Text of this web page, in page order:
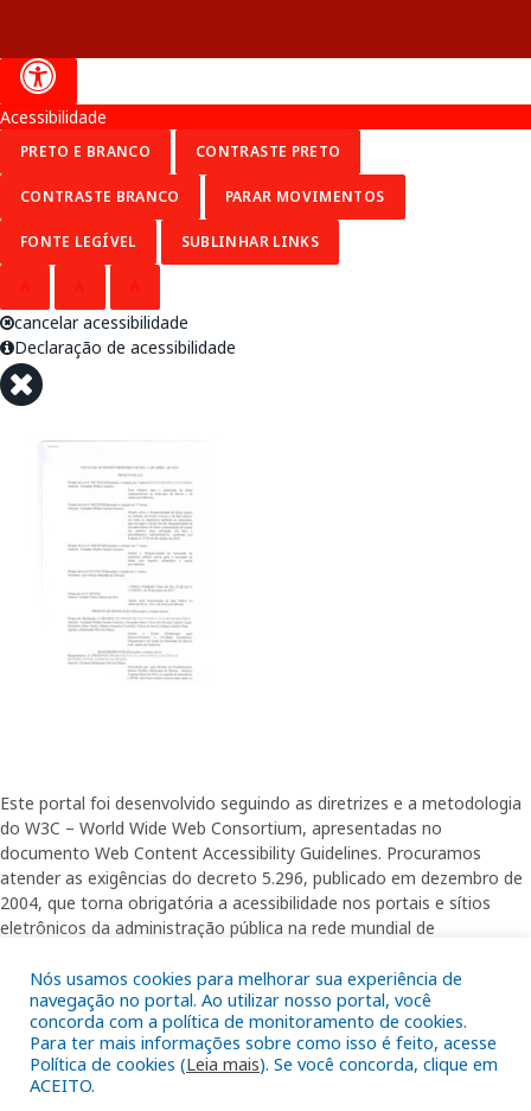
Nós usamos cookies para melhorar sua experiência de
navegação no portal. Ao utilizar nosso portal, você
concorda com a política de monitoramento de cookies.
Para ter mais informações sobre como isso é feito, acesse
Política de cookies (Leia mais). Se você concorda, clique em
ACEITO.
Acessibilidade
PRETO E BRANCO CONTRASTE PRETO
CONTRASTE BRANCO PARAR MOVIMENTOS
FONTE LEGÍVEL SUBLINHAR LINKS
cancelar acessibilidade
Declaração de acessibilidade
Este portal foi desenvolvido seguindo as diretrizes e a metodologia
do W3C – World Wide Web Consortium, apresentadas no
documento Web Content Accessibility Guidelines. Procuramos
atender as exigências do decreto 5.296, publicado em dezembro de
2004, que torna obrigatória a acessibilidade nos portais e sítios
eletrônicos da administração pública na rede mundial de
garantindo-lhes o pleno acesso aos conteúdos disponíveis.
Além de validações automáticas, foram realizados testes em
diversos navegadores e através do utilitário de acesso a Internet do